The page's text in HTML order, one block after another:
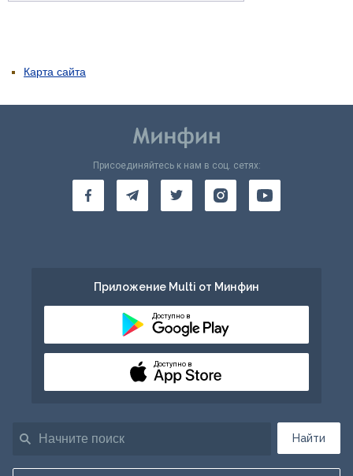
Карта сайта
Найти
Присоединяйтесь к нам в соц. сетях:
Приложение Multi от Минфин
Доступно в
Доступно в